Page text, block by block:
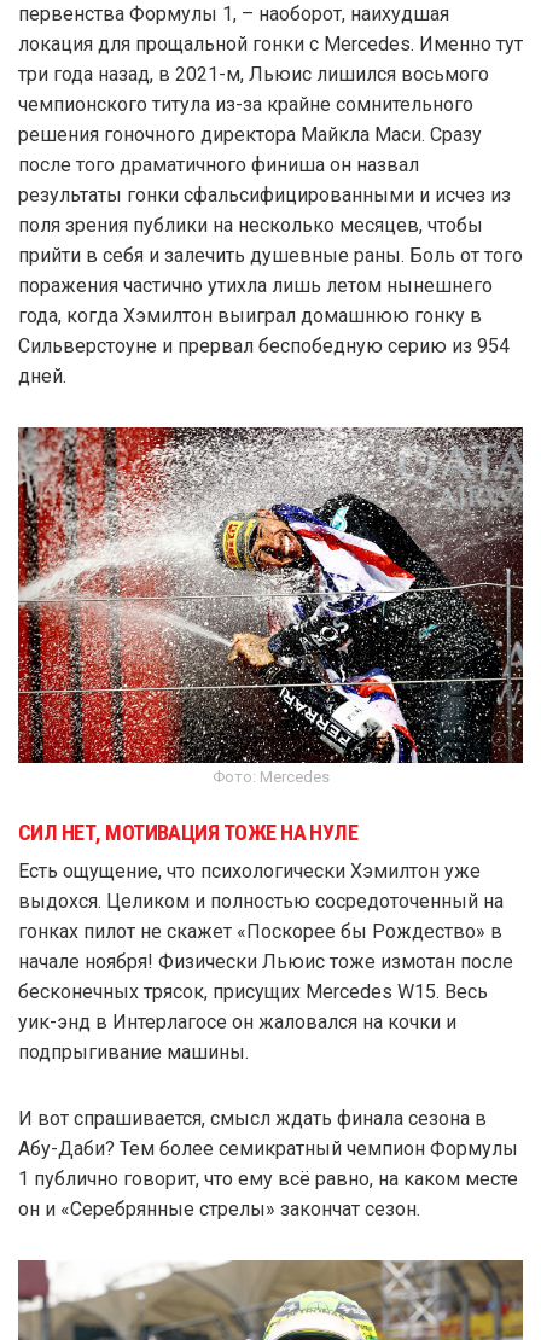
первенства Формулы 1, – наоборот, наихудшая
локация для прощальной гонки с Mercedes. Именно тут
три года назад, в 2021-м, Льюис лишился восьмого
чемпионского титула из-за крайне сомнительного
решения гоночного директора Майкла Маси. Сразу
после того драматичного финиша он назвал
результаты гонки сфальсифицированными и исчез из
поля зрения публики на несколько месяцев, чтобы
прийти в себя и залечить душевные раны. Боль от того
поражения частично утихла лишь летом нынешнего
года, когда Хэмилтон выиграл домашнюю гонку в
Сильверстоуне и прервал беспобедную серию из 954
дней.
Фото: Mercedes
СИЛ НЕТ, МОТИВАЦИЯ ТОЖЕ НА НУЛЕ
Есть ощущение, что психологически Хэмилтон уже
выдохся. Целиком и полностью сосредоточенный на
гонках пилот не скажет «Поскорее бы Рождество» в
начале ноября! Физически Льюис тоже измотан после
бесконечных трясок, присущих Mercedes W15. Весь
уик-энд в Интерлагосе он жаловался на кочки и
подпрыгивание машины.
И вот спрашивается, смысл ждать финала сезона в
Абу-Даби? Тем более семикратный чемпион Формулы
1 публично говорит, что ему всё равно, на каком месте
он и «Серебрянные стрелы» закончат сезон.